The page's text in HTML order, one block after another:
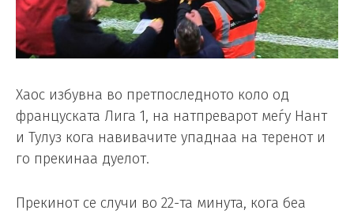
Хаос избувна во претпоследното коло од
француската Лига 1, на натпреварот меѓу Нант
и Тулуз кога навивачите упаднаа на теренот и
го прекинаа дуелот.
Прекинот се случи во 22-та минута, кога беа